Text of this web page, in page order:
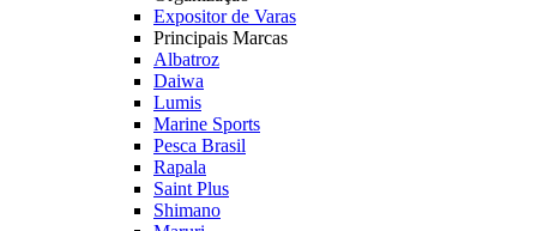
Expositor de Varas
Principais Marcas
Albatroz
Daiwa
Lumis
Marine Sports
Pesca Brasil
Rapala
Saint Plus
Shimano